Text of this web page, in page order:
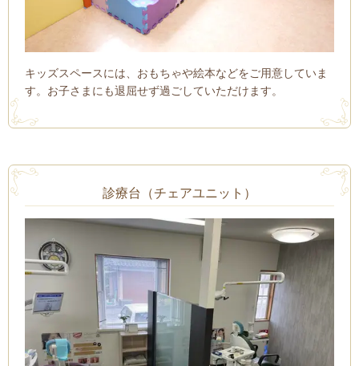
キッズスペースには、おもちゃや絵本などをご用意していま
す。お子さまにも退屈せず過ごしていただけます。
診療台（チェアユニット）